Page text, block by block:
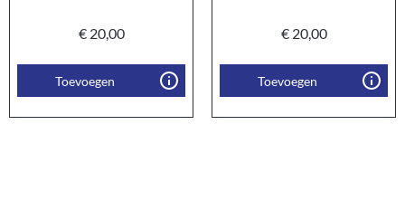
€20,00
Toevoegen
€20,00
Toevoegen